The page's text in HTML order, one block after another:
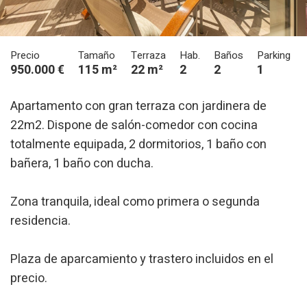
Precio
950.000 €
Tamaño
115 m²
Terraza
22 m²
Hab.
2
Baños
2
Parking
1
Apartamento con gran terraza con jardinera de
22m2. Dispone de salón-comedor con cocina
totalmente equipada, 2 dormitorios, 1 baño con
bañera, 1 baño con ducha.
Zona tranquila, ideal como primera o segunda
residencia.
Plaza de aparcamiento y trastero incluidos en el
precio.
Modificar cookies
Este sitio web utiliza Cookies propias para recopilar
información con la finalidad de mejorar nuestros servicios.
Si continua navegando, supone la aceptación de la
impedir que sean instaladas en su disco duro, aunque
deberá tener en cuenta que dicha acción podrá ocasionar
dificultades de navegación de la página web.